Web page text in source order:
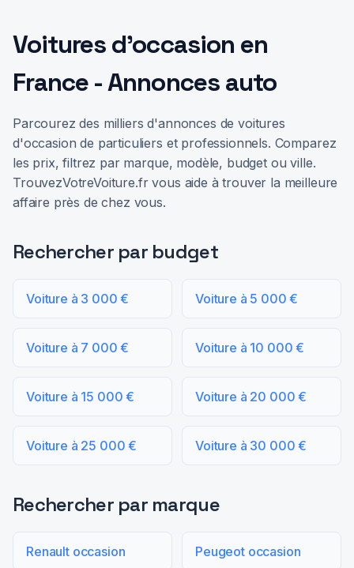
Voitures d'occasion en
France - Annonces auto
Parcourez des milliers d'annonces de voitures
d'occasion de particuliers et professionnels. Comparez
les prix, filtrez par marque, modèle, budget ou ville.
TrouvezVotreVoiture.fr vous aide à trouver la meilleure
affaire près de chez vous.
Rechercher par budget
Voiture à 3 000 € Voiture à 5 000 €
Voiture à 7 000 € Voiture à 10 000 €
Voiture à 15 000 € Voiture à 20 000 €
Voiture à 25 000 € Voiture à 30 000 €
Rechercher par marque
Renault occasion Peugeot occasion